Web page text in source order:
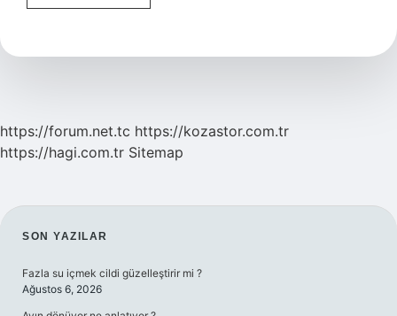
Rüçhan
Demek
https://forum.net.tc https://kozastor.com.tr
https://hagi.com.tr Sitemap
SIDEBAR
SON YAZILAR
Fazla su içmek cildi güzelleştirir mi ?
Ağustos 6, 2026